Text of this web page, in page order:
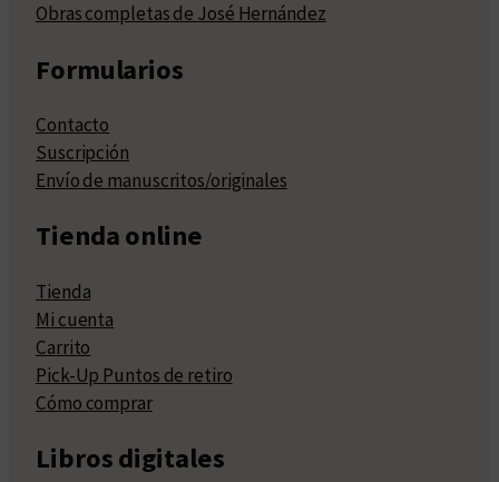
Obras completas de José Hernández
Formularios
Contacto
Suscripción
Envío de manuscritos/originales
Tienda online
Tienda
Mi cuenta
Carrito
Pick-Up Puntos de retiro
Cómo comprar
Libros digitales